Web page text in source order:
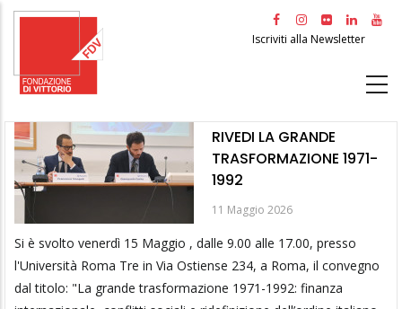
Salta
principale
Iscriviti alla Newsletter
RIVEDI LA GRANDE
TRASFORMAZIONE 1971-
1992
11 Maggio 2026
Si è svolto venerdì 15 Maggio , dalle 9.00 alle 17.00, presso
l'Università Roma Tre in Via Ostiense 234, a Roma, il convegno
dal titolo: "La grande trasformazione 1971-1992: finanza